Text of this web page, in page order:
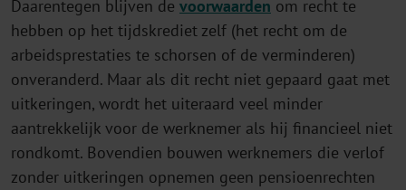
Daarentegen blijven de voorwaarden om recht te
hebben op het tijdskrediet zelf (het recht om de
arbeidsprestaties te schorsen of de verminderen)
onveranderd. Maar als dit recht niet gepaard gaat met
uitkeringen, wordt het uiteraard veel minder
aantrekkelijk voor de werknemer als hij financieel niet
rondkomt. Bovendien bouwen werknemers die verlof
zonder uitkeringen opnemen geen pensioenrechten